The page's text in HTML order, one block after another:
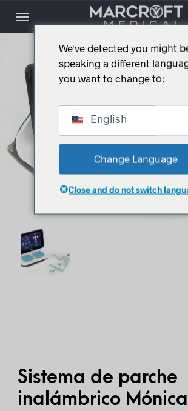
Sistema de parche
inalámbrico
We've detected you might
speaking a different
you want to change to:
English
Change Language
Close and do not switch